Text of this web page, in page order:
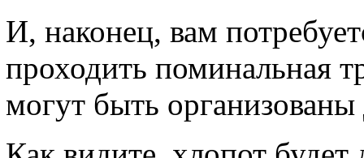
И, наконец, вам
проходить поминальная
могут быть